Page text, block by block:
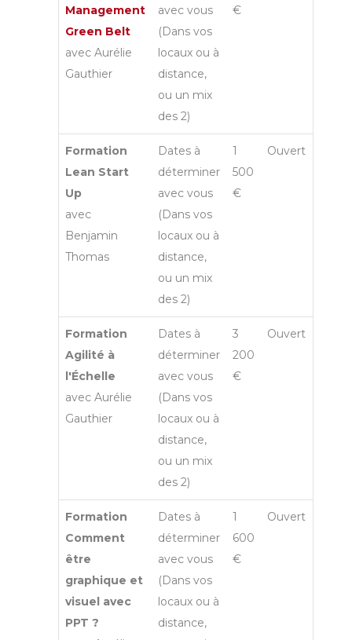
Management
Green Belt
avec Aurélie
Gauthier
avec vous
(Dans vos
locaux ou à
distance,
ou un mix
des 2)
€
Formation
Lean Start
Up
avec
Benjamin
Thomas
Dates à
déterminer
avec vous
(Dans vos
locaux ou à
distance,
ou un mix
des 2)
1
500
€
Ouvert
Formation
Agilité à
l'Échelle
avec Aurélie
Gauthier
Dates à
déterminer
avec vous
(Dans vos
locaux ou à
distance,
ou un mix
des 2)
3
200
€
Ouvert
Formation
Comment
être
graphique et
visuel avec
PPT ?
Dates à
déterminer
avec vous
(Dans vos
locaux ou à
distance,
1
600
€
Ouvert